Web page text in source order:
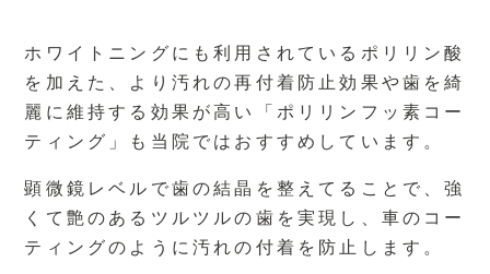
ホワイトニングにも利用されているポリリン酸
を加えた、より汚れの再付着防止効果や歯を綺
麗に維持する効果が高い「ポリリンフッ素コー
ティング」も当院ではおすすめしています。
顕微鏡レベルで歯の結晶を整えてることで、強
くて艶のあるツルツルの歯を実現し、車のコー
ティングのように汚れの付着を防止します。